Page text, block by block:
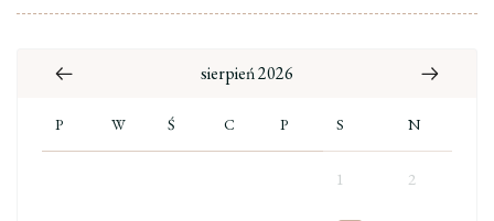
sierpień 2026
P W Ś C P S N
1 2